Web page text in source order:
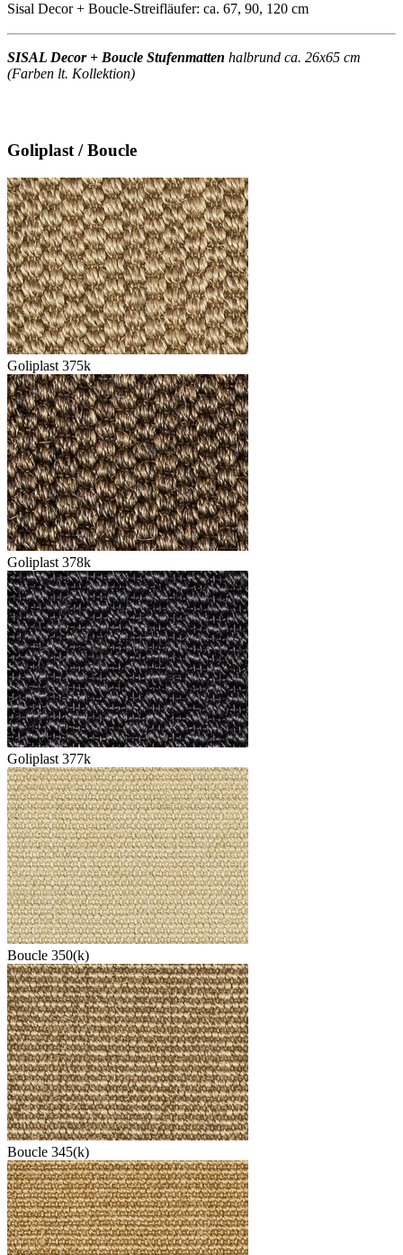
Sisal Decor + Boucle-Streifläufer: ca. 67, 90, 120 cm
SISAL Decor + Boucle Stufenmatten halbrund ca. 26x65 cm
(Farben lt. Kollektion)
Goliplast / Boucle
Goliplast 375k
Goliplast 378k
Goliplast 377k
Boucle 350(k)
Boucle 345(k)